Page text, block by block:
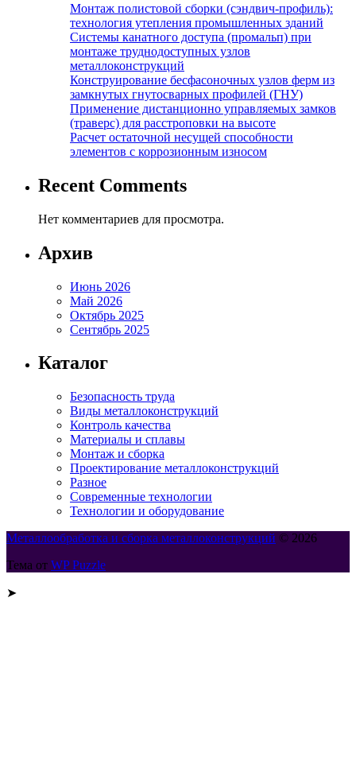
Монтаж полистовой сборки (сэндвич-профиль):
технология утепления промышленных зданий
Системы канатного доступа (промальп) при
монтаже труднодоступных узлов
металлоконструкций
Конструирование бесфасоночных узлов ферм из
замкнутых гнутосварных профилей (ГНУ)
Применение дистанционно управляемых замков
(траверс) для расстроповки на высоте
Расчет остаточной несущей способности
элементов с коррозионным износом
Recent Comments
Нет комментариев для просмотра.
Архив
Июнь 2026
Май 2026
Октябрь 2025
Сентябрь 2025
Каталог
Безопасность труда
Виды металлоконструкций
Контроль качества
Материалы и сплавы
Монтаж и сборка
Проектирование металлоконструкций
Разное
Современные технологии
Технологии и оборудование
Металлообработка и сборка металлоконструкций © 2026
Тема от WP Puzzle
➤